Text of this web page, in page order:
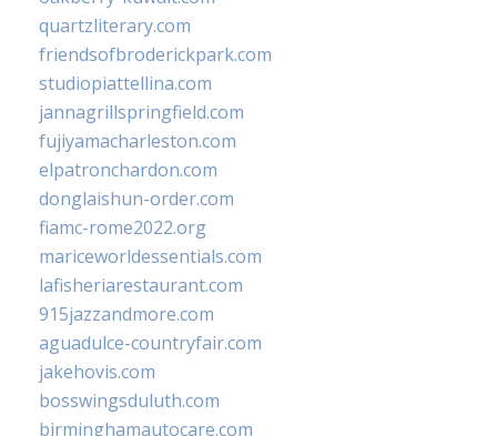
quartzliterary.com
friendsofbroderickpark.com
studiopiattellina.com
jannagrillspringfield.com
fujiyamacharleston.com
elpatronchardon.com
donglaishun-order.com
fiamc-rome2022.org
mariceworldessentials.com
lafisheriarestaurant.com
915jazzandmore.com
aguadulce-countryfair.com
jakehovis.com
bosswingsduluth.com
birminghamautocare.com